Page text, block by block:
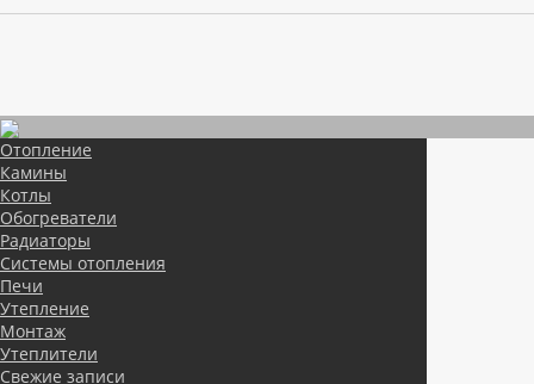
Отопление
Камины
Котлы
Обогреватели
Радиаторы
Системы отопления
Печи
Утепление
Монтаж
Утеплители
Свежие записи